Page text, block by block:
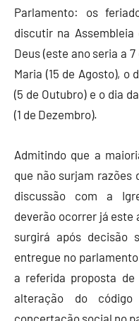
Parlamento: os
discutir na Assembleia
Deus (este ano seria a
Maria (15 de Agosto), o
(5 de Outubro) e o dia
(1 de Dezembro).
Admitindo que a
que não surjam razões
discussão com a
deverão ocorrer já este
surgirá após decisão
entregue no
a referida proposta
alteração do